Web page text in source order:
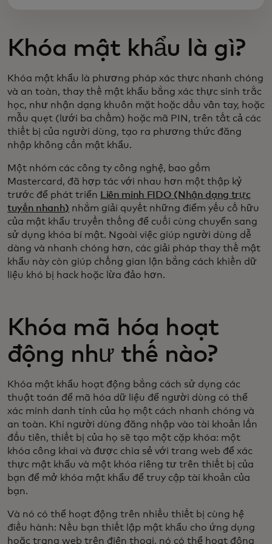
Khóa mật khẩu là gì?
Khóa mật khẩu là phương pháp xác thực nhanh chóng
và an toàn, thay thế mật khẩu bằng xác thực sinh trắc
học, như nhận dạng khuôn mặt hoặc dấu vân tay, hoặc
mẫu quẹt (lưới ba chấm) hoặc mã PIN, trên tất cả các
thiết bị của người dùng, tạo ra phương thức đăng
nhập không cần mật khẩu.
Một nhóm các công ty công nghệ, bao gồm
Mastercard, đã hợp tác với nhau hơn một thập kỷ
trước để phát triển
Liên minh FIDO (Nhận dạng trực
tuyến nhanh) nhằm giải quyết những điểm yếu cố hữu
của mật khẩu truyền thống để cuối cùng chuyển sang
sử dụng khóa bí mật. Ngoài việc giúp người dùng dễ
dàng và nhanh chóng hơn, các giải pháp thay thế mật
khẩu này còn giúp chống gian lận bằng cách khiến dữ
liệu khó bị hack hoặc lừa đảo hơn.
Khóa mã hóa hoạt
động như thế nào?
Khóa mật khẩu hoạt động bằng cách sử dụng các
thuật toán để mã hóa dữ liệu để người dùng có thể
xác minh danh tính của họ một cách nhanh chóng và
an toàn. Khi người dùng đăng nhập vào tài khoản lần
đầu tiên, thiết bị của họ sẽ tạo một cặp khóa: một
khóa công khai và được chia sẻ với trang web để xác
thực mật khẩu và một khóa riêng tư trên thiết bị của
bạn để mở khóa mật khẩu để truy cập tài khoản của
bạn.
Và nó có thể hoạt động trên nhiều thiết bị cùng hệ
điều hành: Nếu bạn thiết lập mật khẩu cho ứng dụng
hoặc trang web trên điện thoại, nó có thể hoạt động